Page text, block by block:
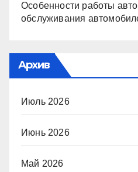
Особенности работы
обслуживания
Архив
Июль 2026
Июнь 2026
Май 2026